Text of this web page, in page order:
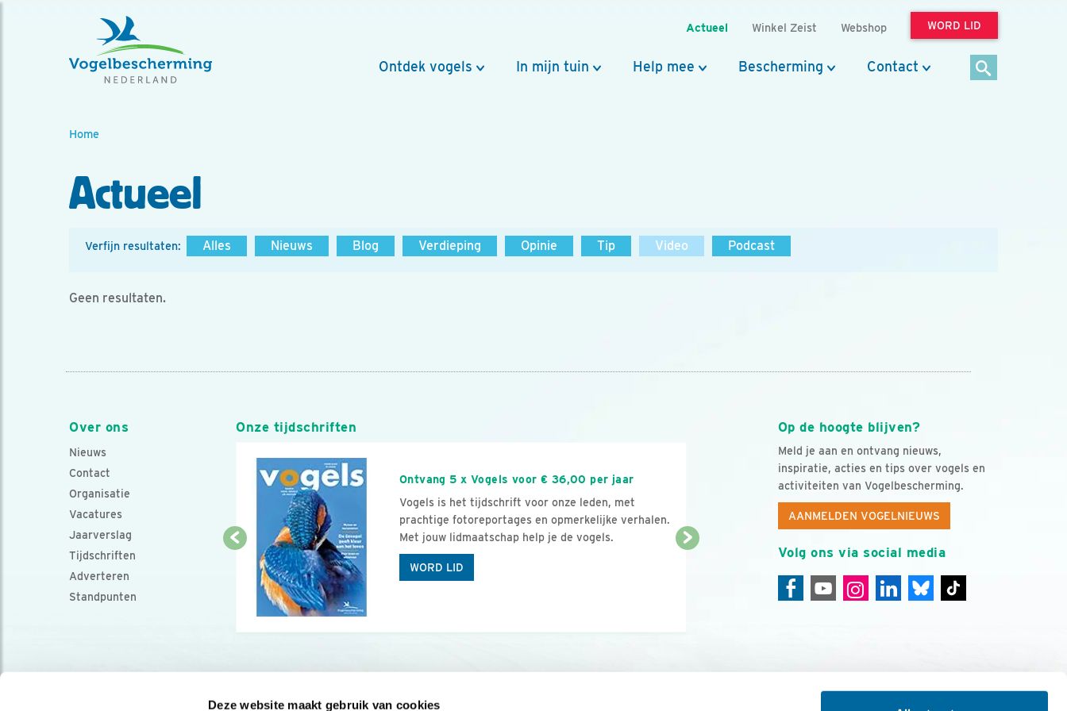
Deze website maakt gebruik van cookies
Actueel Winkel Zeist Webshop WORD LID
Ontdek vogels In mijn tuin Help mee Bescherming Contact
Home
Actueel
Verfijn resultaten: Alles Nieuws Blog Verdieping Opinie Tip Video Podcast
Geen resultaten.
Over ons
Nieuws
Contact
Organisatie
Vacatures
Jaarverslag
Tijdschriften
Adverteren
Standpunten
Op de hoogte blijven?
Meld je aan en ontvang nieuws,
inspiratie, acties en tips over vogels en
activiteiten van Vogelbescherming.
AANMELDEN VOGELNIEUWS
Volg ons via social media
Onze tijdschriften
Ontvang 5 x Vogels voor € 36,00 per jaar
Vogels is het tijdschrift voor onze leden, met
prachtige fotoreportages en opmerkelijke verhalen.
Met jouw lidmaatschap help je de vogels.
WORD LID